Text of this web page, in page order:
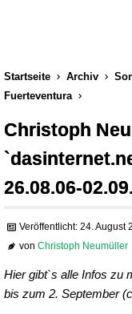
Startseite Archiv
Fuerteventura
Christoph
26.08.06-
Veröffentlicht: 24. August
vonChristoph Neumüller
Hier gibt`s alle Infos zu
bis zum 2. September